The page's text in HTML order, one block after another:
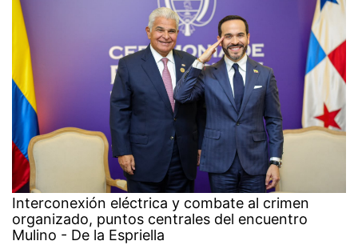
Interconexión eléctrica y combate al crimen
organizado, puntos centrales del encuentro
Mulino - De la Espriella